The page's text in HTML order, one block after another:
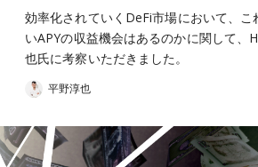
効率化されていくDeFi市場において、こ
いAPYの収益機会はあるのかに関して、
也氏に考察いただきました。
平野淳也